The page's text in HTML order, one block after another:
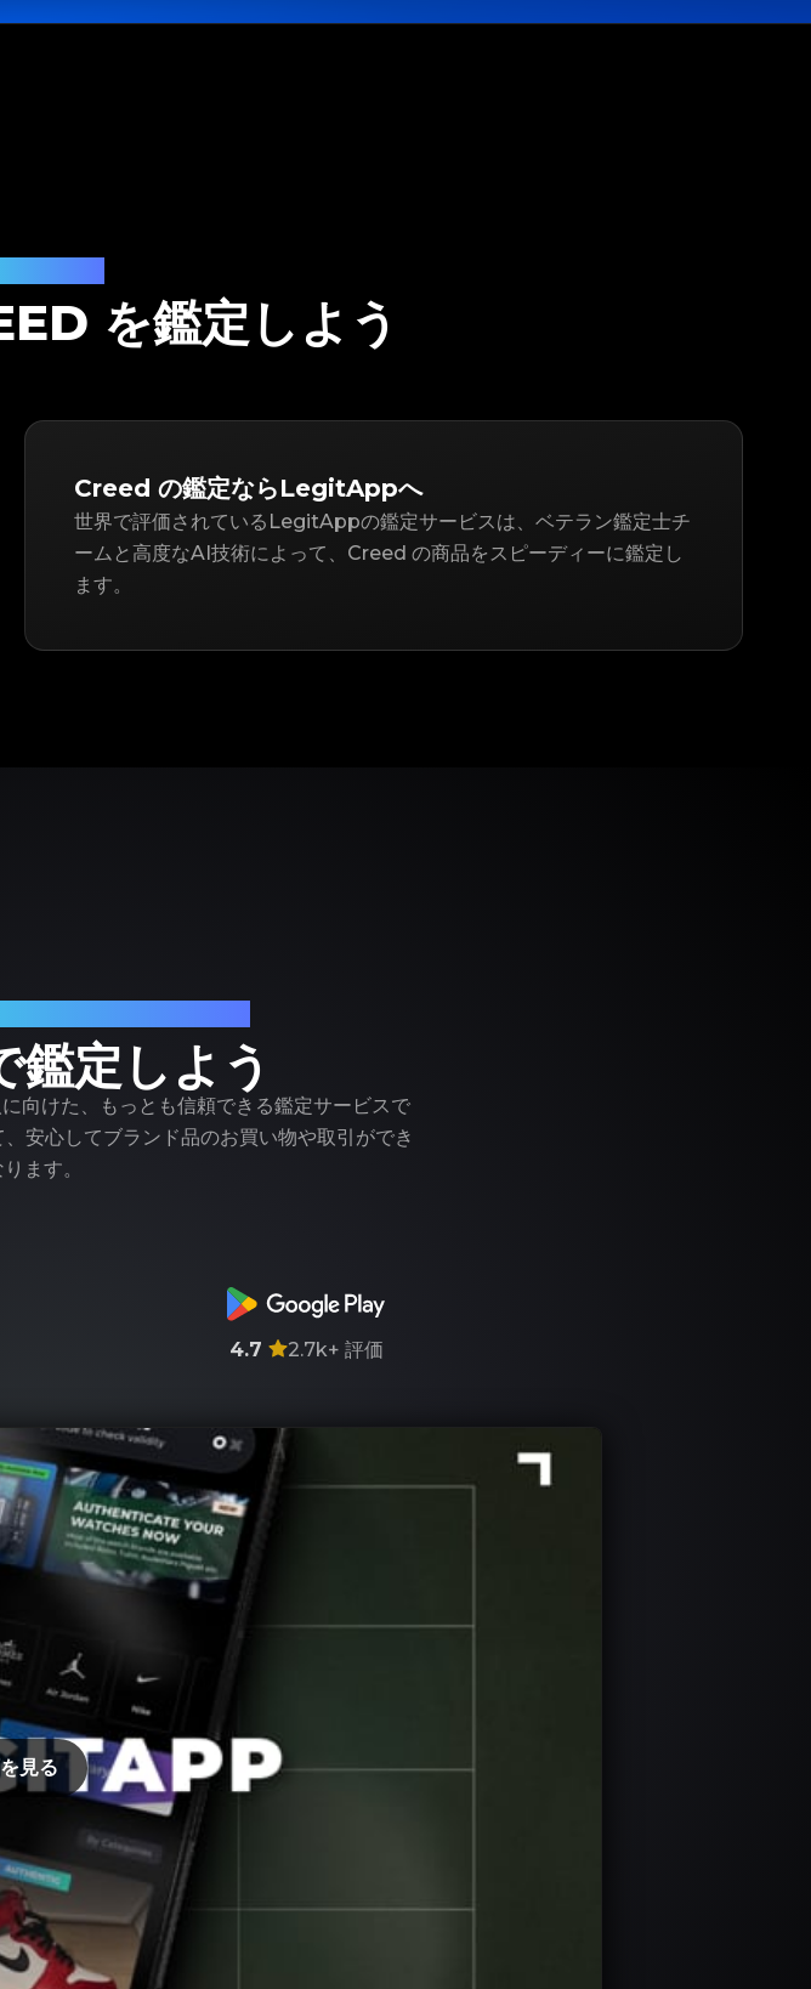
を鑑定しよう
Creed の鑑定ならLegitAppへ
世界で評価されているLegitAppの鑑定サービスは、ベテラン鑑定士チ
ームと高度なAI技術によって、Creed の商品をスピーディーに鑑定し
ます。
定しよう
向けた、もっとも信頼できる鑑定サービスで
安心してブランド品のお買い物や取引ができ
ます。
4.7 2.7k+ 評価
見る